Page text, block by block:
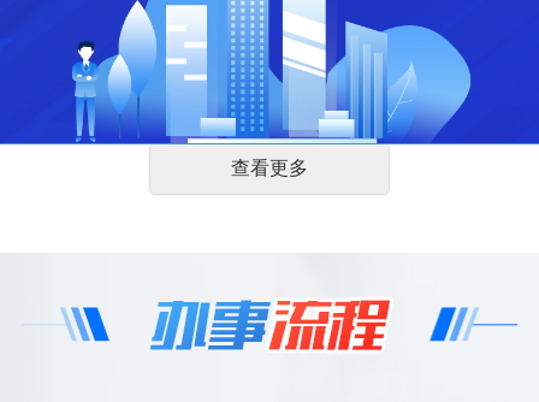
政策简读丨营商环境诉求如何办理 湖南出台办法
2025-07-08
查看更多